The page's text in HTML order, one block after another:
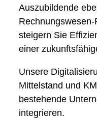
Auszubildende
steigern Sie
einer
Unsere
Mittelstand und
bestehende
integrieren.